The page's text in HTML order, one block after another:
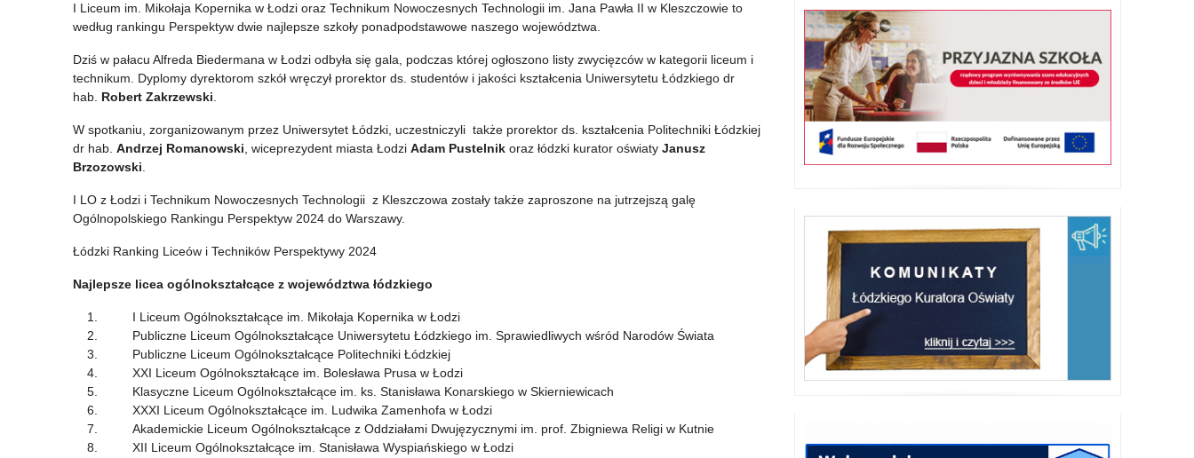
I Liceum im. Mikołaja Kopernika w Łodzi oraz Technikum Nowoczesnych Technologii im. Jana Pawła II w Kleszczowie to
według rankingu Perspektyw dwie najlepsze szkoły ponadpodstawowe naszego województwa.
Dziś w pałacu Alfreda Biedermana w Łodzi odbyła się gala, podczas której ogłoszono listy zwycięzców w kategorii liceum i
technikum. Dyplomy dyrektorom szkół wręczył prorektor ds. studentów i jakości kształcenia Uniwersytetu Łódzkiego dr
hab. Robert Zakrzewski
W spotkaniu, zorganizowanym przez Uniwersytet Łódzki, uczestniczyli także prorektor ds. kształcenia Politechniki Łódzkiej
dr hab. Andrzej Romanowski , wiceprezydent miasta Łodzi Adam Pustelnik oraz łódzki kurator oświaty Janusz
Brzozowski
I LO z Łodzi i Technikum Nowoczesnych Technologii z Kleszczowa zostały także zaproszone na jutrzejszą galę
Ogólnopolskiego Rankingu Perspektyw 2024 do Warszawy.
Łódzki Ranking Liceów i Techników Perspektywy 2024
Najlepsze licea ogólnokształcące z województwa łódzkiego
I Liceum Ogólnokształcące im. Mikołaja Kopernika w Łodzi
Publiczne Liceum Ogólnokształcące Uniwersytetu Łódzkiego im. Sprawiedliwych wśród Narodów Świata
Publiczne Liceum Ogólnokształcące Politechniki Łódzkiej
XXI Liceum Ogólnokształcące im. Bolesława Prusa w Łodzi
Klasyczne Liceum Ogólnokształcące im. ks. Stanisława Konarskiego w Skierniewicach
XXXI Liceum Ogólnokształcące im. Ludwika Zamenhofa w Łodzi
Akademickie Liceum Ogólnokształcące z Oddziałami Dwujęzycznymi im. prof. Zbigniewa Religi w Kutnie
XII Liceum Ogólnokształcące im. Stanisława Wyspiańskiego w Łodzi
szkoły
w
rankingu
Perspektyw
na
Łódzkiego
Kuratora
Oświaty